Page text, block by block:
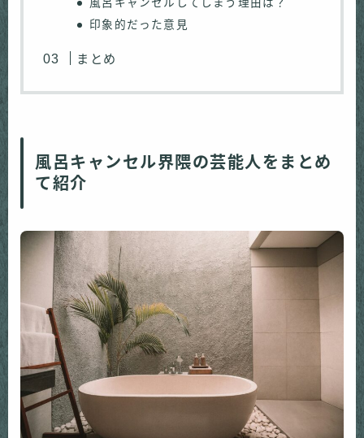
風呂キャンセルしてしまう理由は？
印象的だった意見
まとめ
風呂キャンセル界隈の芸能人をまとめ
て紹介